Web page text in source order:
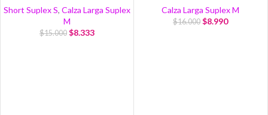
Short Suplex S, Calza Larga Suplex
M
$15.000 $8.333
Calza Larga Suplex M
$16.000 $8.990